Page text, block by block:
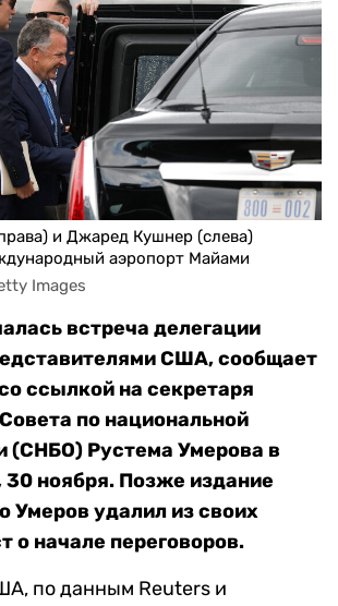
и Джаред Кушнер (слева)
аэропорт Майами
Images
встреча делегации
США, сообщает
ссылкой на секретаря
по национальной
(СНБО) Рустема Умерова в
30 ноября. Позже издание
Умеров удалил из своих
о начале переговоров.
по данным Reuters и